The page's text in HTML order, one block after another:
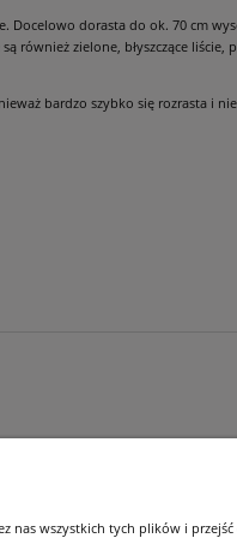
dorasta do ok. 70 cm
również zielone, błyszczące liście,
bardzo szybko się rozrasta i
nas wszystkich tych plików i